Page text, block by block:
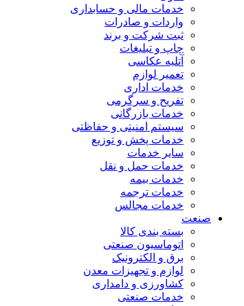
خدمات مالی و حسابداری
واردات و صادرات
ثبت شرکت و برند
چاپ و تبلیغات
آتلیه عکاسی
تعمیر لوازم
خدمات اداری
تفریح و سرگرمی
خدمات بازرگانی
سیستم امنیتی و حفاظتی
خدمات پخش و توزیع
سایر خدمات
خدمات حمل و نقل
خدمات بیمه
خدمات ترجمه
خدمات مجالس
صنعت
بسته بندی کالا
اتوماسیون صنعتی
برق و الکترونیک
لوازم و تجهیزات معدن
کشاورزی و دامداری
خدمات صنعتی